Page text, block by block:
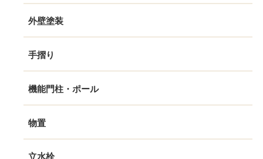
外壁塗装
手摺り
機能門柱・ポール
物置
立水栓